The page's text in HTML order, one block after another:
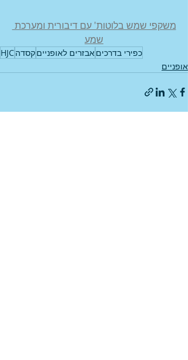
משקפי שמש בלוטות' עם דיבורית ומערכת
שמע
כפירי בדרכים אבזרים לאופנייםקסדהHJC
אופניים